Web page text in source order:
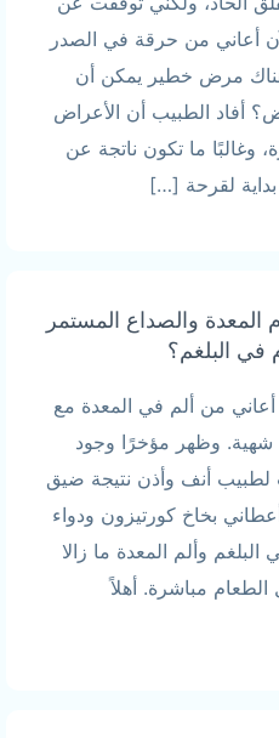
أعاني من حرقة في الصدر
مرض خطير يمكن أن
أفاد الطبيب أن الأعراض
وغالبًا ما تكون ناتجة عن
بداية لقرحة […]
والصداع المستمر
في البلغم؟
أعاني من ألم في المعدة مع
شهية. وظهر مؤخرًا وجود
أنف وأذن نتيجة ضيق
بخاخ كورتيزون ودواء
وألم المعدة ما زالا
مباشرة. أهلاً